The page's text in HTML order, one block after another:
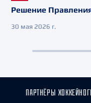
Решение
30 мая 2026 г.
ПАРТНЁРЫ